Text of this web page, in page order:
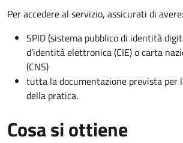
Per accedere al servizio, assicurati di avere:
SPID (sistema pubblico di identità
d’identità elettronica (CIE) o carta
(CNS)
tutta la documentazione prevista per
della pratica.
Cosa si ottiene